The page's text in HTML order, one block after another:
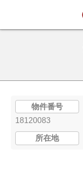
物件番号
18120083
所在地